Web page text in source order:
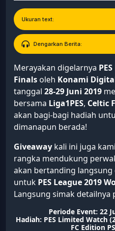
Ukuran text:
Dengarkan Berita:
Merayakan digelarnya
Finals oleh Konami
tanggal 28-29 Juni 2019
bersama Liga1PES, Celtic
akan bagi-bagi hadiah
dimanapun berada!
Giveaway kali ini juga
rangka mendukung
akan bertanding langsung
untuk PES League 2019
Langsung simak detailnya
Periode Event: 22
Hadiah: PES Limited Watch
FC Edition